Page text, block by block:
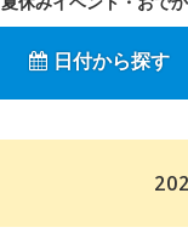
日付から探す